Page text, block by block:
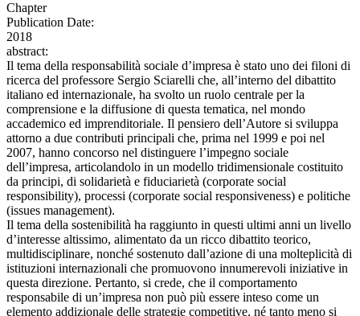
Chapter
Publication Date:
2018
abstract:
Il tema della responsabilità sociale d’impresa è stato uno dei filoni di
ricerca del professore Sergio Sciarelli che, all’interno del dibattito
italiano ed internazionale, ha svolto un ruolo centrale per la
comprensione e la diffusione di questa tematica, nel mondo
accademico ed imprenditoriale. Il pensiero dell’Autore si sviluppa
attorno a due contributi principali che, prima nel 1999 e poi nel
2007, hanno concorso nel distinguere l’impegno sociale
dell’impresa, articolandolo in un modello tridimensionale costituito
da principi, di solidarietà e fiduciarietà (corporate social
responsibility), processi (corporate social responsiveness) e politiche
(issues management).
Il tema della sostenibilità ha raggiunto in questi ultimi anni un livello
d’interesse altissimo, alimentato da un ricco dibattito teorico,
multidisciplinare, nonché sostenuto dall’azione di una molteplicità di
istituzioni internazionali che promuovono innumerevoli iniziative in
questa direzione. Pertanto, si crede, che il comportamento
responsabile di un’impresa non può più essere inteso come un
elemento addizionale delle strategie competitive, né tanto meno si